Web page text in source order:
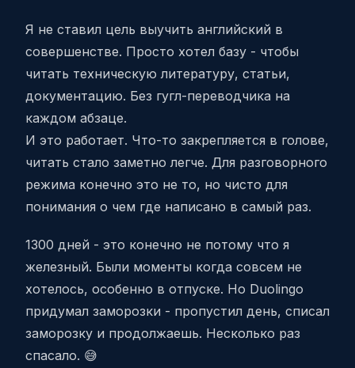
Я не ставил цель выучить английский в
совершенстве. Просто хотел базу - чтобы
читать техническую литературу, статьи,
документацию. Без гугл-переводчика на
каждом абзаце.
И это работает. Что-то закрепляется в голове,
читать стало заметно легче. Для разговорного
режима конечно это не то, но чисто для
понимания о чем где написано в самый раз.
1300 дней - это конечно не потому что я
железный. Были моменты когда совсем не
хотелось, особенно в отпуске. Но Duolingo
придумал заморозки - пропустил день, списал
заморозку и продолжаешь. Несколько раз
спасало. 😅